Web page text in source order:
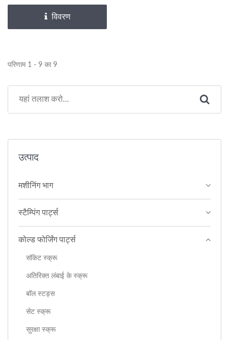
विवरण
परिणाम 1 - 9 का 9
उत्पाद
मशीनिंग भाग
स्टैम्पिंग पार्ट्स
कोल्ड फोर्जिंग पार्ट्स
सॉकेट स्क्रू
अतिरिक्त लंबाई के स्क्रू
बॉल स्टड्स
सेट स्क्रू
सुरक्षा स्क्रू